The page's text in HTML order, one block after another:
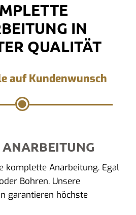
IN
QUALITÄT
auf Kundenwunsch
komplette Anarbeitung. Egal
Bohren. Unsere
garantieren höchste